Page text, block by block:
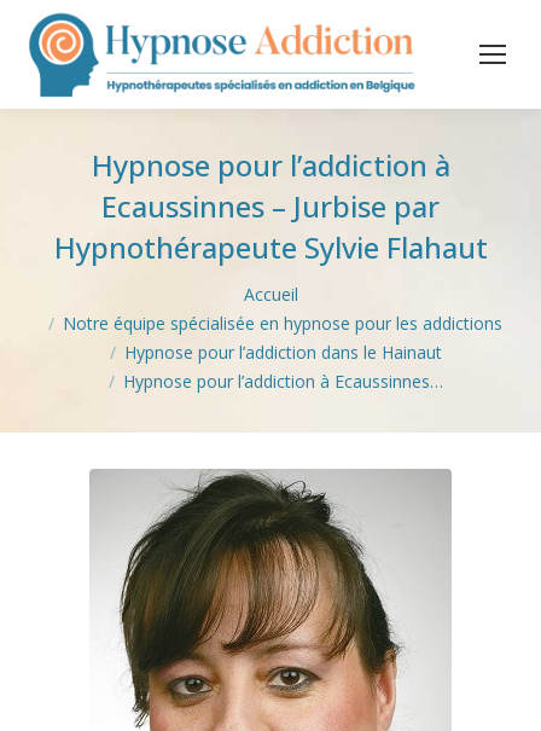
Hypnose pour l’addiction à
Ecaussinnes – Jurbise par
Hypnothérapeute Sylvie Flahaut
Accueil
Notre équipe spécialisée en hypnose pour les addictions
Hypnose pour l’addiction dans le Hainaut
Hypnose pour l’addiction à Ecaussinnes…